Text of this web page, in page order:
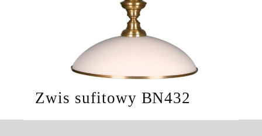
Zwis sufitowy BN432